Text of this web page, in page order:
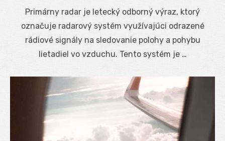
Primárny radar je letecký odborný výraz, ktorý
označuje radarový systém využívajúci odrazené
rádiové signály na sledovanie polohy a pohybu
lietadiel vo vzduchu. Tento systém je …